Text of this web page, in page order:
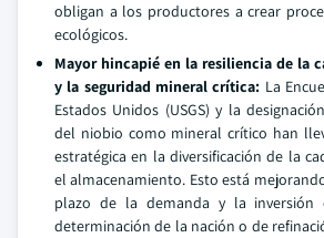
obligan a los productores a crear
ecológicos.
Mayor hincapié en la resiliencia de la
y la seguridad mineral crítica: La
Estados Unidos (USGS) y la
del niobio como mineral crítico han
estratégica en la diversificación de la
el almacenamiento. Esto está
plazo de la demanda y la inversión
determinación de la nación o de